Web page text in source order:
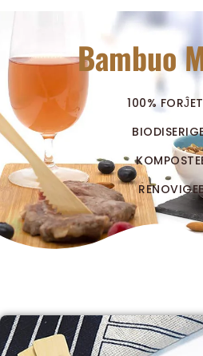
Bambuo
100%